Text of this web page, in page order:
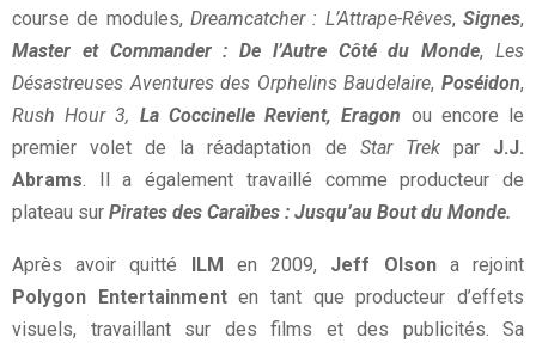
course de modules, Dreamcatcher : L’Attrape-Rêves,Signes,
Master et Commander : De l’Autre Côté du Monde,Les
Désastreuses Aventures des Orphelins Baudelaire,Poséidon,
Rush Hour 3, La Coccinelle Revient, Eragon ou encore le
premier volet de la réadaptation de Star Trekpar J.J.
Abrams. Il a également travaillé comme producteur de
plateau sur Pirates des Caraïbes : Jusqu’au Bout du Monde.
Après avoir quitté ILM en 2009, Jeff Olsona rejoint
Polygon Entertainmenten tant que producteur d’effets
visuels, travaillant sur des films et des publicités. Sa